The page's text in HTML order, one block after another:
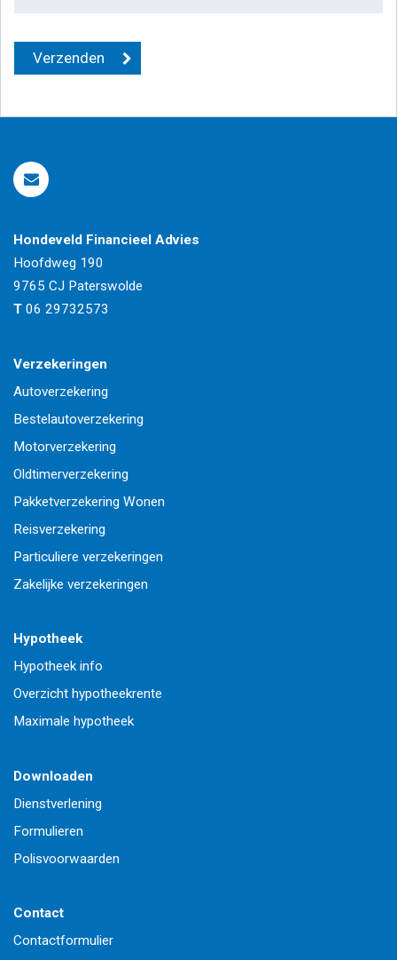
Hondeveld Financieel Advies
Hoofdweg 190
9765 CJ Paterswolde
T 06 29732573
Verzekeringen
Autoverzekering
Bestelautoverzekering
Motorverzekering
Oldtimerverzekering
Pakketverzekering Wonen
Reisverzekering
Particuliere verzekeringen
Zakelijke verzekeringen
Hypotheek
Hypotheek info
Overzicht hypotheekrente
Maximale hypotheek
Downloaden
Dienstverlening
Formulieren
Polisvoorwaarden
Contact
Contactformulier